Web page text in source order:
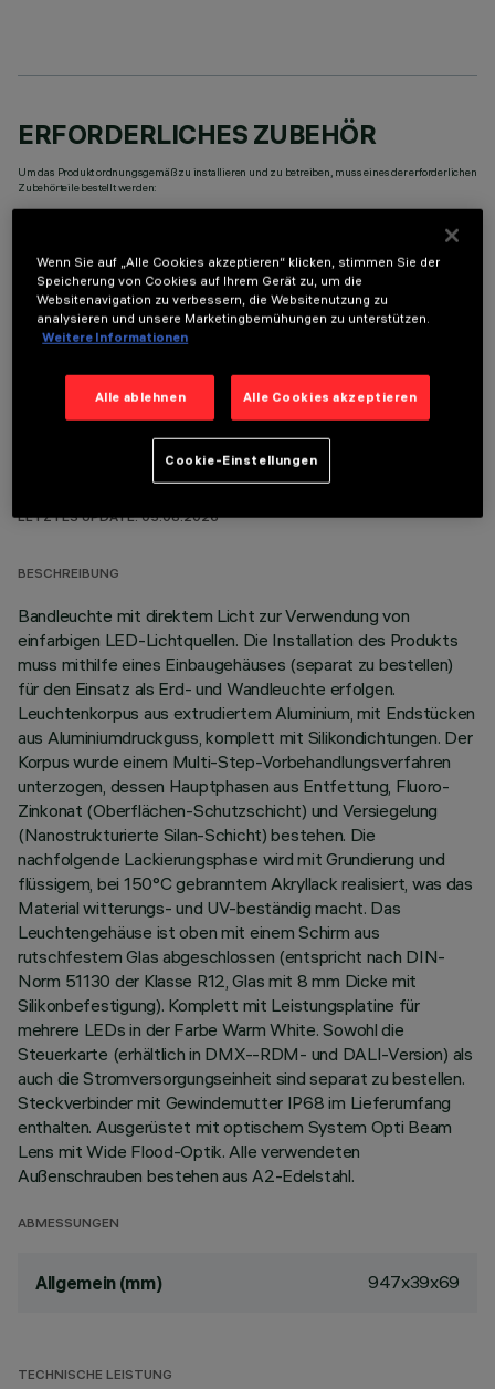
ERFORDERLICHES ZUBEHÖR
Um das Produkt ordnungsgemäß zu installieren und zu betreiben, muss eines der erforderlichen
Zubehörteile bestellt werden:
OPTIONALE KOMPONENTEN
TECHNISCHE DATEN
LETZTES UPDATE: 05.08.2026
BESCHREIBUNG
Bandleuchte mit direktem Licht zur Verwendung von
einfarbigen LED-Lichtquellen. Die Installation des Produkts
muss mithilfe eines Einbaugehäuses (separat zu bestellen)
für den Einsatz als Erd- und Wandleuchte erfolgen.
Leuchtenkorpus aus extrudiertem Aluminium, mit Endstücken
aus Aluminiumdruckguss, komplett mit Silikondichtungen. Der
Korpus wurde einem Multi-Step-Vorbehandlungsverfahren
unterzogen, dessen Hauptphasen aus Entfettung, Fluoro-
Zinkonat (Oberflächen-Schutzschicht) und Versiegelung
(Nanostrukturierte Silan-Schicht) bestehen. Die
nachfolgende Lackierungsphase wird mit Grundierung und
flüssigem, bei 150°C gebranntem Akryllack realisiert, was das
Material witterungs- und UV-beständig macht. Das
Leuchtengehäuse ist oben mit einem Schirm aus
rutschfestem Glas abgeschlossen (entspricht nach DIN-
Norm 51130 der Klasse R12, Glas mit 8 mm Dicke mit
Silikonbefestigung). Komplett mit Leistungsplatine für
mehrere LEDs in der Farbe Warm White. Sowohl die
Steuerkarte (erhältlich in DMX--RDM- und DALI-Version) als
auch die Stromversorgungseinheit sind separat zu bestellen.
Steckverbinder mit Gewindemutter IP68 im Lieferumfang
enthalten. Ausgerüstet mit optischem System Opti Beam
Lens mit Wide Flood-Optik. Alle verwendeten
Außenschrauben bestehen aus A2-Edelstahl.
ABMESSUNGEN
Allgemein (mm) 947x39x69
TECHNISCHE LEISTUNG
Wenn Sie auf „Alle Cookies akzeptieren“ klicken, stimmen Sie der
Speicherung von Cookies auf Ihrem Gerät zu, um die
Websitenavigation zu verbessern, die Websitenutzung zu
analysieren und unsere Marketingbemühungen zu unterstützen.
Weitere Informationen
Alle ablehnen Alle Cookies akzeptieren
Cookie-Einstellungen